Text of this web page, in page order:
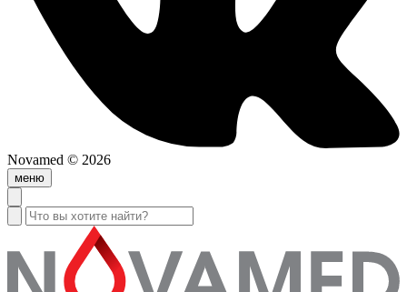
Novamed © 2026
меню